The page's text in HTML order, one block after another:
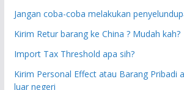
Jangan coba-coba melakukan
Kirim Retur barang ke China ? Mudah kah?
Import Tax Threshold apa sih?
Kirim Personal Effect atau Barang Pribadi
luar negeri